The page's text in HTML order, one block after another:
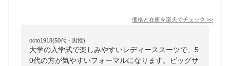
価格と在庫を楽天でチェック >>
octo1918(50代・男性)
大学の入学式で楽しみやすいレディーススーツで、5
0代の方が気やすいフォーマルになります。ビッグサ